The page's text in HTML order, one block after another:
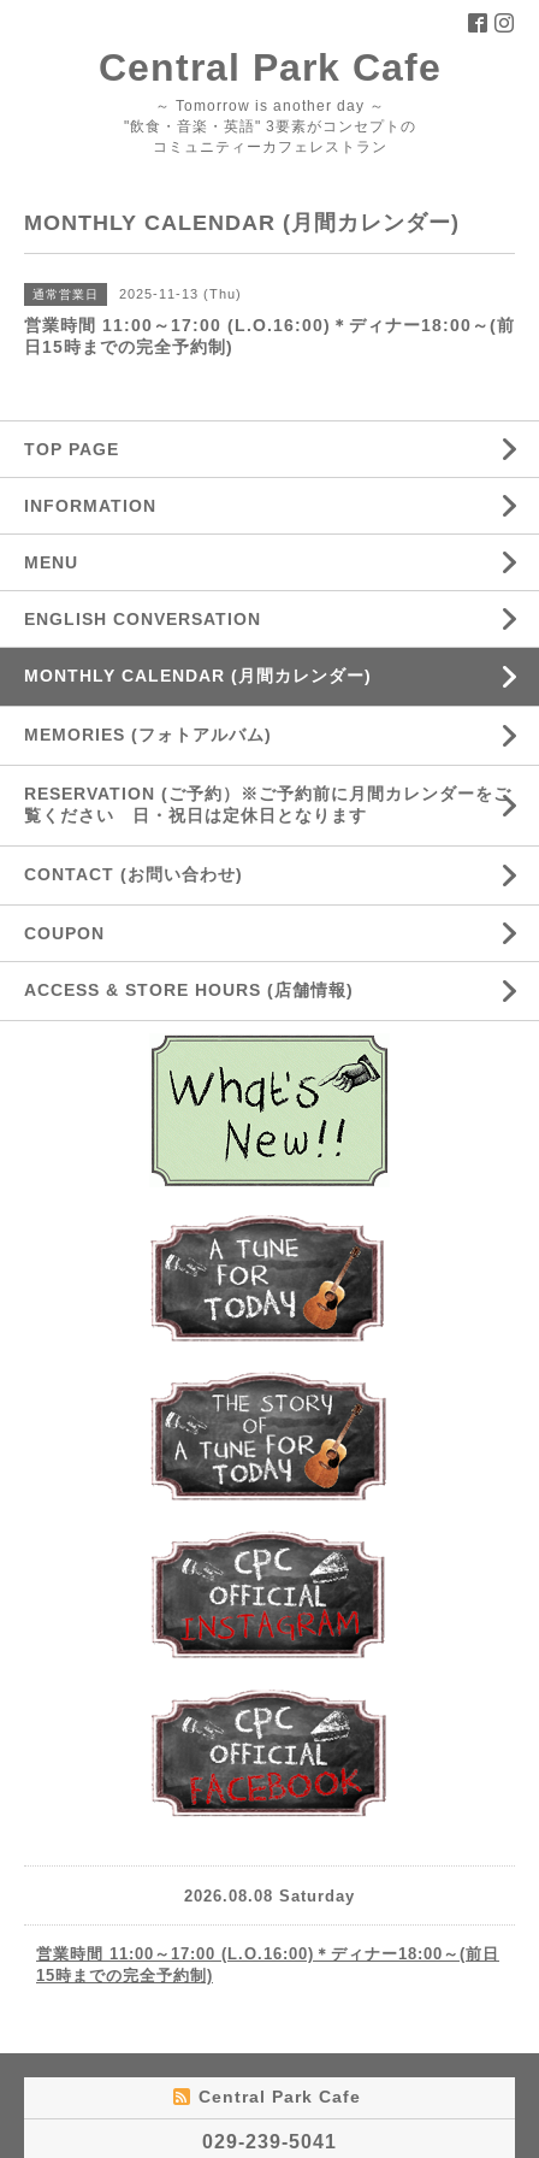
Central Park Cafe
～ Tomorrow is another day ～
"飲食・音楽・英語" 3要素がコンセプトの
コミュニティーカフェレストラン
MONTHLY CALENDAR (月間カレンダー)
通常営業日 2025-11-13 (Thu)
営業時間 11:00～17:00 (L.O.16:00)＊ディナー18:00～(前
日15時までの完全予約制)
TOP PAGE
INFORMATION
MENU
ENGLISH CONVERSATION
MONTHLY CALENDAR (月間カレンダー)
MEMORIES (フォトアルバム)
RESERVATION (ご予約）※ご予約前に月間カレンダーをご
覧ください 日・祝日は定休日となります
CONTACT (お問い合わせ)
COUPON
ACCESS & STORE HOURS (店舗情報)
2026.08.08 Saturday
営業時間 11:00～17:00 (L.O.16:00)＊ディナー18:00～(前日
15時までの完全予約制)
Central Park Cafe
029-239-5041